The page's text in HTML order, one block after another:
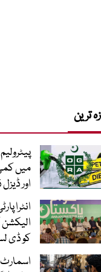
ترین
اور
انٹرا
الیکشن
کو ڈی